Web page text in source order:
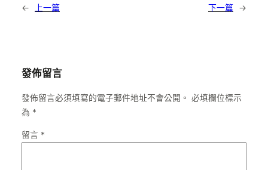
← 上一篇 下一篇 →
發佈留言
發佈留言必須填寫的電子郵件地址不會公開。 必填欄位標示
為 *
留言 *